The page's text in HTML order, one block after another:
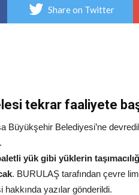
Share on Twitter
tekrar faaliyete
Büyükşehir Belediyesi’ne
yük gibi yüklerin
. BURULAŞ tarafından çevre
yazılar gönderildi.